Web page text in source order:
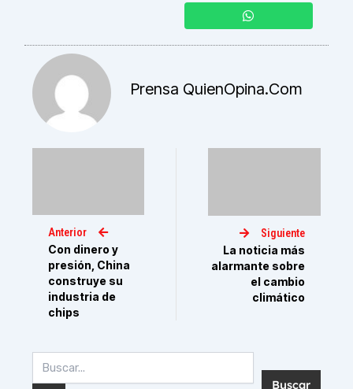
Prensa QuienOpina.com
Anterior
Con dinero y
presión, China
construye su
industria de
chips
Siguiente
La noticia más
alarmante sobre
el cambio
climático
por: